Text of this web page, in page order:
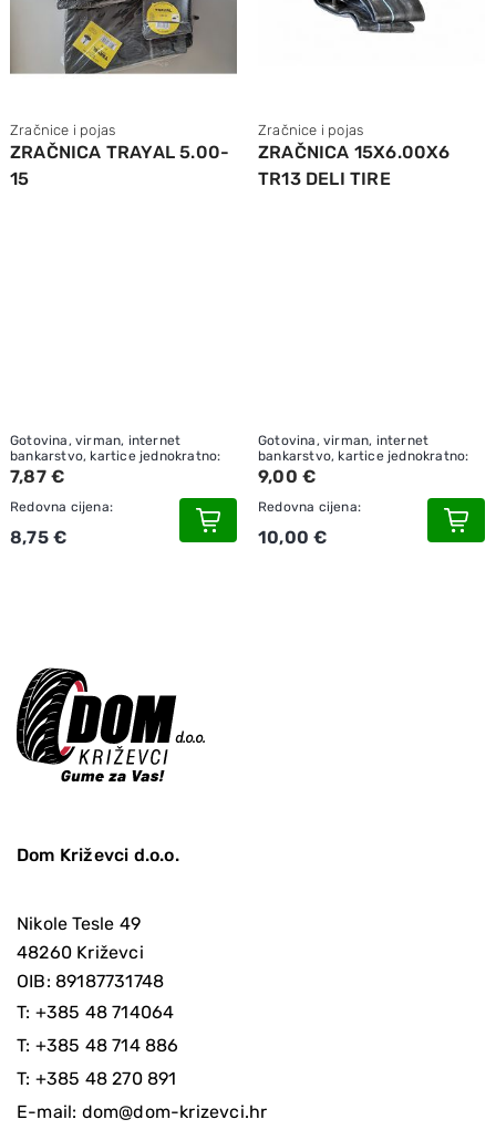
Zračnice i pojas
ZRAČNICA TRAYAL 5.00-
15
Gotovina, virman, internet
bankarstvo, kartice jednokratno:
7,87 €
Redovna cijena:
8,75 €
Zračnice i pojas
ZRAČNICA 15X6.00X6
TR13 DELI TIRE
Gotovina, virman, internet
bankarstvo, kartice jednokratno:
9,00 €
Redovna cijena:
10,00 €
Dom Križevci d.o.o.
Nikole Tesle 49
48260 Križevci
OIB: 89187731748
T: +385 48 714064
T: +385 48 714 886
T: +385 48 270 891
E-mail: dom@dom-krizevci.hr